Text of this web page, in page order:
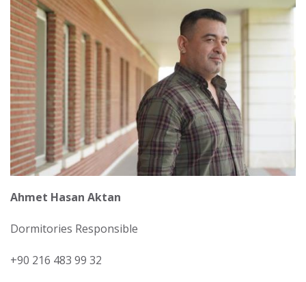
Ahmet Hasan Aktan
Dormitories Responsible
+90 216 483 99 32